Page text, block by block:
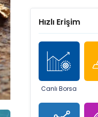
Hızlı Erişim
Canlı Borsa